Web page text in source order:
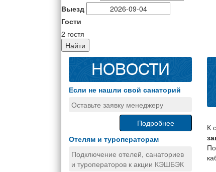
Выезд
Гости
2 гостя
Найти
НОВОСТИ
Если не нашли свой санаторий
Оставьте заявку менеджеру
Подробнее
Отелям и туроператорам
Подключение отелей, санаториев
и туроператоров к акции КЭШБЭК
К